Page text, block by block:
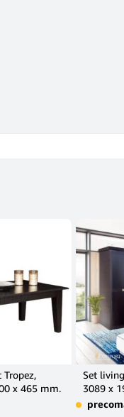
Tropez,
x 465 mm.
Set
3089 x